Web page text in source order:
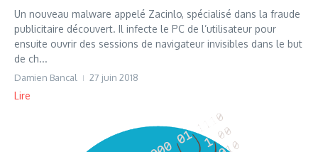
Un nouveau malware appelé Zacinlo, spécialisé dans la fraude
publicitaire découvert. Il infecte le PC de l’utilisateur pour
ensuite ouvrir des sessions de navigateur invisibles dans le but
de ch...
Damien Bancal 27 juin 2018
Lire